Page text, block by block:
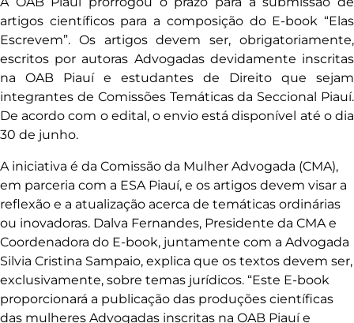
artigos científicos para a composição do E-book “Elas
Escrevem”. Os artigos devem ser, obrigatoriamente,
escritos por autoras Advogadas devidamente inscritas
na OAB Piauí e estudantes de Direito que sejam
integrantes de Comissões Temáticas da Seccional Piauí.
De acordo com o edital, o envio está disponível até o dia
30 de junho.
A iniciativa é da Comissão da Mulher Advogada (CMA),
em parceria com a ESA Piauí, e os artigos devem visar a
reflexão e a atualização acerca de temáticas ordinárias
ou inovadoras. Dalva Fernandes, Presidente da CMA e
Coordenadora do E-book, juntamente com a Advogada
Silvia Cristina Sampaio, explica que os textos devem ser,
exclusivamente, sobre temas jurídicos. “Este E-book
proporcionará a publicação das produções científicas
das mulheres Advogadas inscritas na OAB Piauí e